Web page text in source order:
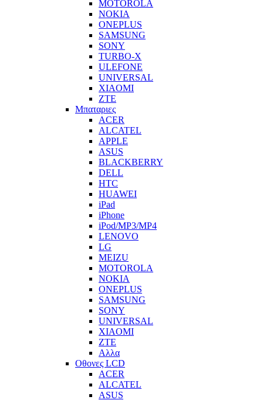
MOTOROLA
NOKIA
ONEPLUS
SAMSUNG
SONY
TURBO-X
ULEFONE
UNIVERSAL
XIAOMI
ZTE
Μπαταριες
ACER
ALCATEL
APPLE
ASUS
BLACKBERRY
DELL
HTC
HUAWEI
iPad
iPhone
iPod/MP3/MP4
LENOVO
LG
MEIZU
MOTOROLA
NOKIA
ONEPLUS
SAMSUNG
SONY
UNIVERSAL
XIAOMI
ZTE
Αλλα
Οθονες LCD
ACER
ALCATEL
ASUS